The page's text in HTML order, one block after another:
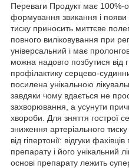
Переваги Продукт має 100%-
формування звикання і появи
тиску приносить миттєве
повного виліковування при
універсальний і має
можна надовго позбутися від
профілактику серцево-
посилена унікальною
завдяки чому вдається не
захворювання, а усунути
хвороби. Для зняття гострої
зниження артеріального
від гіпертонії: відгуки
препарату і його унікальний
основі препарату лежить